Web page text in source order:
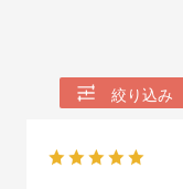
絞り込み